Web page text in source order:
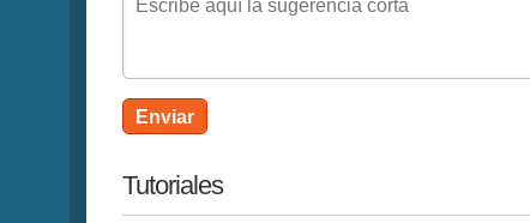
Enviar
Tutoriales